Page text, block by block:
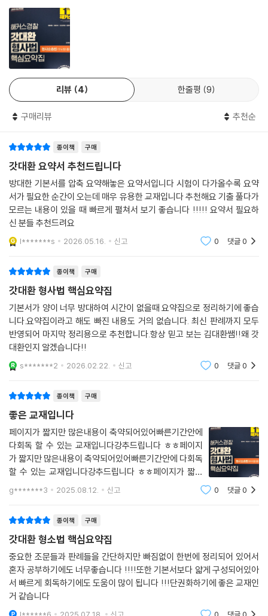
- 본 교재 인강(할인쿠폰 수록)
- 형사법 무료 특강
- 합격예측 온라인 모의고사(응시권 및 해설강의 수강권 수록)
리뷰 4 한줄평 9
구매리뷰 추천순
종이책 구매
갓대환 요약서 추천드립니다
방대한 기본서를 압축 요약해놓은 요약서입니다 시험이 다가올수록 요약
서가 필요한 순간이 오는데 매우 유용한 교재입니다 추천해요 기출 풀다가
모르는 내용이 있을 때 빠르게 펼쳐서 보기 좋습니다 !!!!! 요약서 필요하
신 분들 추천드려요
l*******s 2026.05.16. 신고 0 댓글0
종이책 구매
갓대환 형사법 핵심요약집
기본서가 양이 너무 방대하여 시간이 없을때 요약집으로 정리하기에 좋습
니다.요약집이라고 해도 빠진 내용도 거의 없습니다. 최신 판례까지 모두
반영되어 마지막 정리용으로 추천합니다.항상 믿고 보는 김대환쌤!!왜 갓
대환인지 알겠습니다!!
s*******2 2026.02.22. 신고 0 댓글0
종이책 구매
좋은 교재입니다
페이지가 짧지만 많은내용이 축약되어있어빠른기간안에
다회독 할 수 있는 교재입니다강추드립니다 ㅎㅎ페이지
가 짧지만 많은내용이 축약되어있어빠른기간안에 다회독
할 수 있는 교재입니다강추드립니다 ㅎㅎ페이지가 짧지
만 많은내용이 축약되어있어빠른기간안에 다회독 할 수
있는 교재입니다강추드립니다 ㅎㅎ
g*******3 2025.08.12. 신고 0 댓글0
종이책 구매
갓대환 형소법 핵심요약집
중요한 조문들과 판례들을 간단하지만 빠짐없이 한번에 정리되어 있어서
혼자 공부하기에도 너무좋습니다 !!!!또한 기본서보다 얇게 구성되어있아
서 빠르게 회독하기에도 도움이 많이 됩니다 !!!단권화하기에 좋은 교재인
거 같습니다